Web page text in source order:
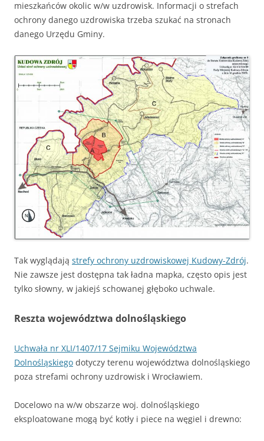
mieszkańców okolic w/w uzdrowisk. Informacji o strefach
ochrony danego uzdrowiska trzeba szukać na stronach
danego Urzędu Gminy.
Tak wyglądają strefy ochrony uzdrowiskowej Kudowy-Zdrój.
Nie zawsze jest dostępna tak ładna mapka, często opis jest
tylko słowny, w jakiejś schowanej głęboko uchwale.
Reszta województwa dolnośląskiego
Uchwała nr XLI/1407/17 Sejmiku Województwa
Dolnośląskiego dotyczy terenu województwa dolnośląskiego
poza strefami ochrony uzdrowisk i Wrocławiem.
Docelowo na w/w obszarze woj. dolnośląskiego
eksploatowane mogą być kotły i piece na węgiel i drewno: